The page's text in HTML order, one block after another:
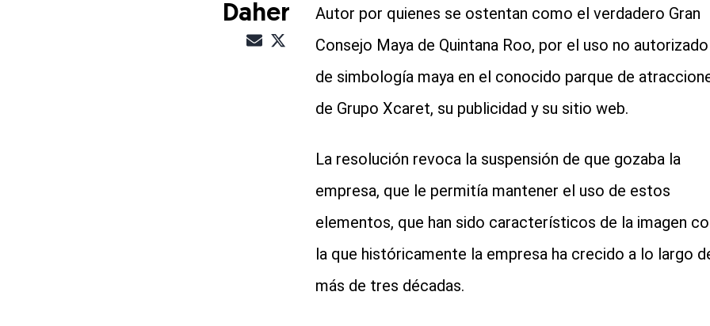
Daher
Autor por quienes se ostentan como el verdadero Gran
Consejo Maya de Quintana Roo, por el uso no autorizado
de simbología maya en el conocido parque de
de Grupo Xcaret, su publicidad y su sitio web.
La resolución revoca la suspensión de que gozaba la
empresa, que le permitía mantener el uso de estos
elementos, que han sido característicos de la imagen
la que históricamente la empresa ha crecido a lo largo
más de tres décadas.